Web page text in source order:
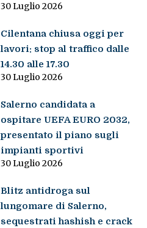
30 Luglio 2026
Cilentana chiusa oggi per
lavori: stop al traffico dalle
14.30 alle 17.30
30 Luglio 2026
Salerno candidata a
ospitare UEFA EURO 2032,
presentato il piano sugli
impianti sportivi
30 Luglio 2026
Blitz antidroga sul
lungomare di Salerno,
sequestrati hashish e crack